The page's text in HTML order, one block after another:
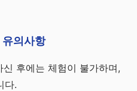
유의사항
후에는 체험이 불가하며,
다.